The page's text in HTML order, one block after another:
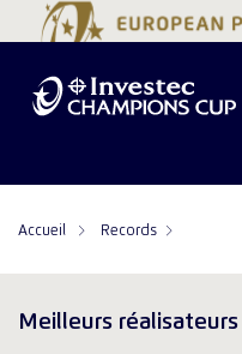
Accueil Records
Meilleurs réalisateurs